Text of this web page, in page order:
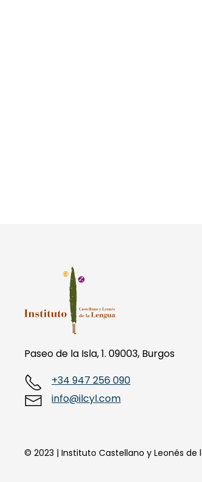
Paseo de la Isla, 1. 09003, Burgos
+34 947 256 090
info@ilcyl.com
© 2023 | Instituto Castellano y Leonés de